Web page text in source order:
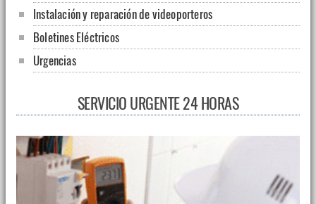
Instalación y reparación de videoporteros
Boletines Eléctricos
Urgencias
SERVICIO URGENTE 24 HORAS